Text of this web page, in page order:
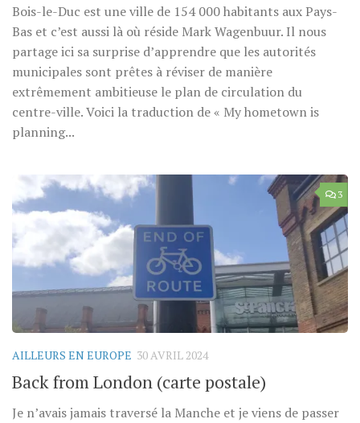
Bois-le-Duc est une ville de 154 000 habitants aux Pays-
Bas et c’est aussi là où réside Mark Wagenbuur. Il nous
partage ici sa surprise d’apprendre que les autorités
municipales sont prêtes à réviser de manière
extrêmement ambitieuse le plan de circulation du
centre-ville. Voici la traduction de « My hometown is
planning...
3
AILLEURS EN EUROPE 30 AVRIL 2024
Back from London (carte postale)
Je n’avais jamais traversé la Manche et je viens de passer